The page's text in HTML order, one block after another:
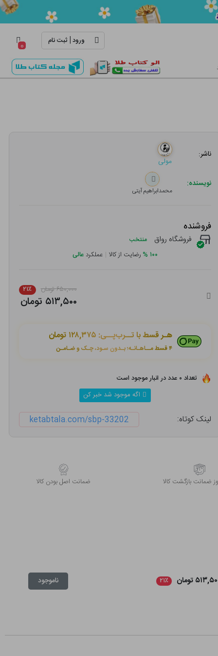
ورود| ثبت نام ۰
ناشر:
مولی
نویسنده:
محمدابراهیم آیتی
فروشنده
فروشگاه رواق منتخب
۱۰۰ % رضایت از کالا | عملکرد عالی
۶۵۰,۰۰۰ تومان ۲۱٪
۵۱۳,۵۰۰ تومان
هـر قسط با تــرب‌پــی: ۱۲۸,۳۷۵ تومان
۴ قسط مــاهـانـه؛ بـدون سـود، چـک و ضـامـن
تعداد ۰ عدد در انبار موجود است
اگه موجود شد خبر کن
لینک کوتاه: ketabtala.com/sbp-33202
ضمانت بازگشت کالا ﺿﻤﺎﻧﺖ اﺻﻞ ﺑﻮدن ﮐﺎﻟﺎ
تومان ۲۱٪ ناموجود